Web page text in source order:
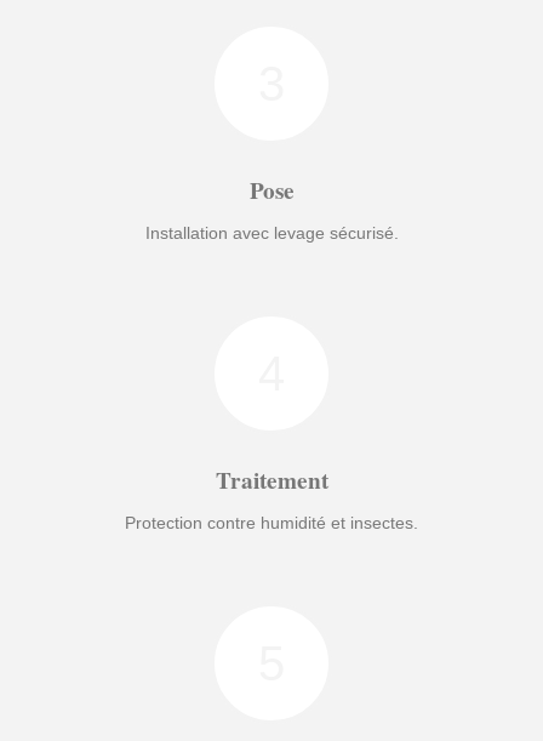
Pose
Installation avec levage sécurisé.
Traitement
Protection contre humidité et insectes.